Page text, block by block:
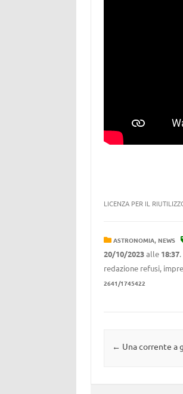
LICENZA PER IL
ASTRONOMIA, NEWS
20/10/2023alle 18:37.
redazione refusi,
2641/1745422
Navigazione
← Una corrente a